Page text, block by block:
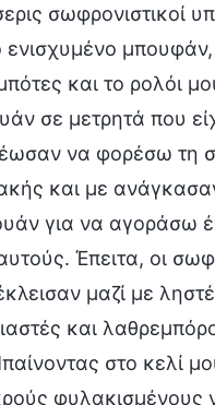
σωφρονιστικοί
μπουφάν,
και το ρολόι
σε μετρητά που
να φορέσω τη
και με
για να αγοράσω
Έπειτα, οι
μαζί με
και
στο κελί
φυλακισμένους